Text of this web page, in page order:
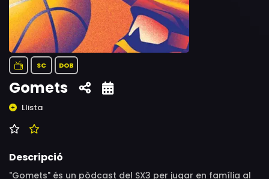
SC DOB
Gomets
Llista
Descripció
"Gomets" és un pòdcast del SX3 per jugar en família al